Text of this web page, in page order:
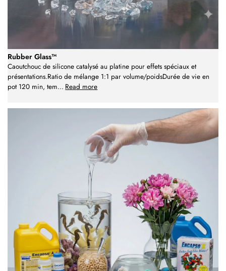
Rubber Glass™
Caoutchouc de silicone catalysé au platine pour effets spéciaux et
présentations.Ratio de mélange 1:1 par volume/poidsDurée de vie en
pot 120 min, tem... Read more